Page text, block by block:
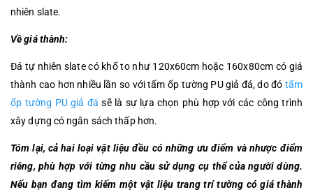
nhiên slate.
Về giá thành:
Đá tự nhiên slate có khổ to như 120x60cm hoặc 160x80cm có giá
thành cao hơn nhiều lần so với tấm ốp tường PU giả đá, do đó tấm
ốp tường PU giả đásẽ là sự lựa chọn phù hợp với các công trình
xây dựng có ngân sách thấp hơn.
Tóm lại, cả hai loại vật liệu đều có những ưu điểm và nhược điểm
riêng, phù hợp với từng nhu cầu sử dụng cụ thể của người dùng.
Nếu bạn đang tìm kiếm một vật liệu trang trí tường có giá thành